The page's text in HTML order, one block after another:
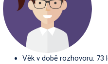
Věk v době rozhovoru: 73